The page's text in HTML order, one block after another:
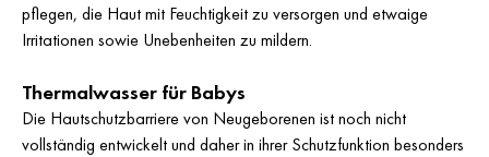
pflegen, die Haut mit Feuchtigkeit zu versorgen und etwaige
Irritationen sowie Unebenheiten zu mildern.
Thermalwasser für Babys
Die Hautschutzbarriere von Neugeborenen ist noch nicht
vollständig entwickelt und daher in ihrer Schutzfunktion besonders